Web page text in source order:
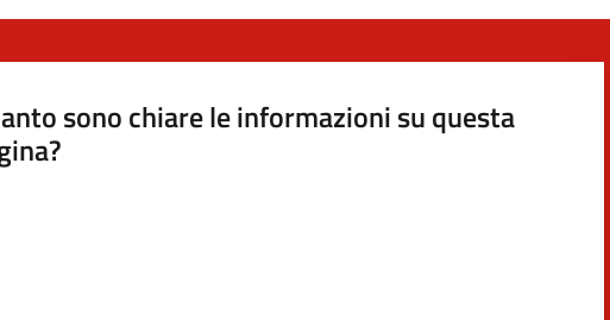
sono chiare le informazioni su questa